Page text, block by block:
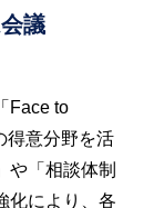
議
Face to
得意分野を活
や「相談体制
化により、各